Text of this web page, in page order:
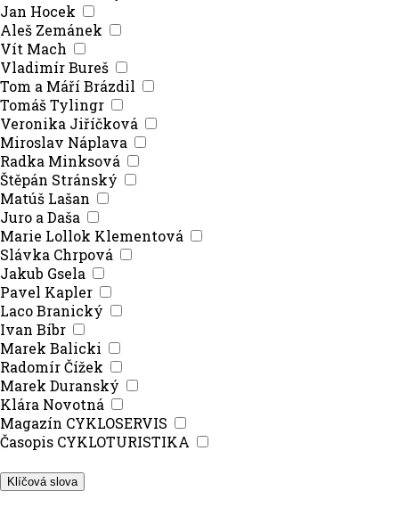
Jan Hocek
Aleš Zemánek
Vít Mach
Vladimír Bureš
Tom a Máří Brázdil
Tomáš Tylingr
Veronika Jiříčková
Miroslav Náplava
Radka Minksová
Štěpán Stránský
Matúš Lašan
Juro a Daša
Marie Lollok Klementová
Slávka Chrpová
Jakub Gsela
Pavel Kapler
Laco Branický
Ivan Bíbr
Marek Balicki
Radomír Čížek
Marek Duranský
Klára Novotná
Magazín CYKLOSERVIS
Časopis CYKLOTURISTIKA
Klíčová slova